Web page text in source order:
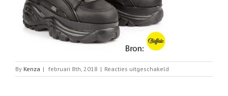
By Kenza | februari 8th, 2018 | Reacties uitgeschakeld
Bijzondere